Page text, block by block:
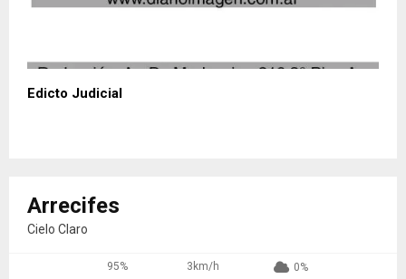
Edicto Judicial
Arrecifes
Cielo Claro
95% 3km/h 0%